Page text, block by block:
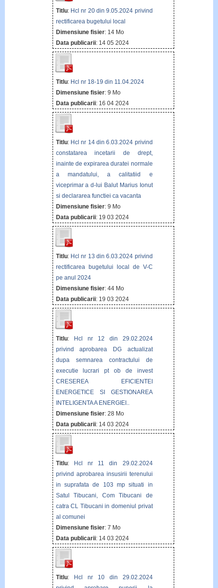
Titlu: Hcl nr 20 din 9.05.2024 privind
rectificarea bugetului local
Dimensiune fisier: 14 Mo
Data publicarii: 14 05 2024
Titlu: Hcl nr 18-19 din 11.04.2024
Dimensiune fisier: 9 Mo
Data publicarii: 16 04 2024
Titlu: Hcl nr 14 din 6.03.2024 privind
constatarea incetarii de drept,
inainte de expirarea duratei normale
a mandatului, a calitatiid e
viceprimar a d-lui Balut Marius Ionut
si declararea functiei ca vacanta
Dimensiune fisier: 9 Mo
Data publicarii: 19 03 2024
Titlu: Hcl nr 13 din 6.03.2024 privind
rectificarea bugetului local de V-C
pe anul 2024
Dimensiune fisier: 44 Mo
Data publicarii: 19 03 2024
Titlu: Hcl nr 12 din 29.02.2024
privind aprobarea DG actualizat
dupa semnarea contractului de
executie lucrari pt ob de invest
CRESEREA EFICIENTEI
ENERGETICE SI GESTIONAREA
INTELIGENTA A ENERGIEI..
Dimensiune fisier: 28 Mo
Data publicarii: 14 03 2024
Titlu: Hcl nr 11 din 29.02.2024
privind aprobarea insusirii terenului
in suprafata de 103 mp situati in
Satul Tibucani, Com Tibucani de
catra CL Tibucani in domeniul privat
al comunei
Dimensiune fisier: 7 Mo
Data publicarii: 14 03 2024
Titlu:
Hcl nr 10 din 29.02.2024